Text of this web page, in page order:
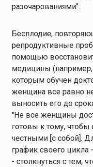
разочарованиями".
Бесплодие,
репродуктивные
помощью
медицины (например,
которым обучен
женщина все равно
выносить его до
"Не все женщины
готовы к тому, чтобы
честными [с собой].
график своего цикла
- столкнуться с тем,